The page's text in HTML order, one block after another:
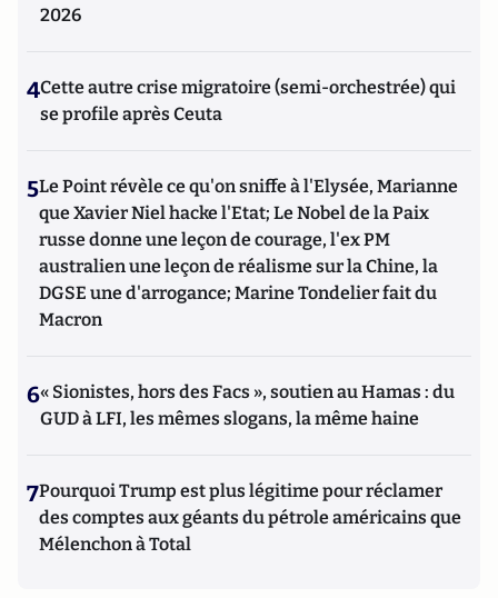
2026
4Cette autre crise migratoire (semi-orchestrée) qui
se profile après Ceuta
5Le Point révèle ce qu'on sniffe à l'Elysée, Marianne
que Xavier Niel hacke l'Etat; Le Nobel de la Paix
russe donne une leçon de courage, l'ex PM
australien une leçon de réalisme sur la Chine, la
DGSE une d'arrogance; Marine Tondelier fait du
Macron
6« Sionistes, hors des Facs », soutien au Hamas : du
GUD à LFI, les mêmes slogans, la même haine
7Pourquoi Trump est plus légitime pour réclamer
des comptes aux géants du pétrole américains que
Mélenchon à Total